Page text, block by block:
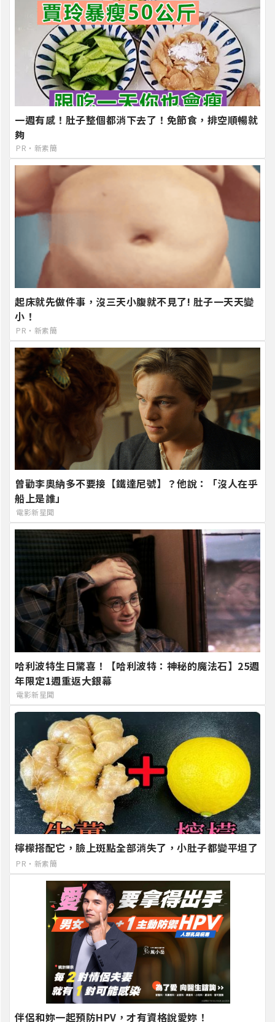
一週有感！肚子整個都消下去了！免節食，排空順暢就
夠
PR・新素簡
起床就先做件事，沒三天小腹就不見了! 肚子一天天變
小！
PR・新素簡
曾勸李奧納多不要接【鐵達尼號】？他說：「沒人在乎
船上是誰」
電影新星聞
哈利波特生日驚喜！【哈利波特：神秘的魔法石】25週
年限定1週重返大銀幕
電影新星聞
檸檬搭配它，臉上斑點全部消失了，小肚子都變平坦了
PR・新素簡
伴侶和妳一起預防HPV，才有資格說愛妳！